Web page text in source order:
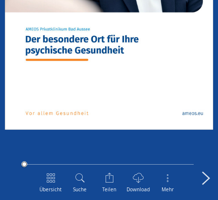
Übersicht Suche Teilen Download Mehr